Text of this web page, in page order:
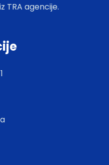
TRA agencije.